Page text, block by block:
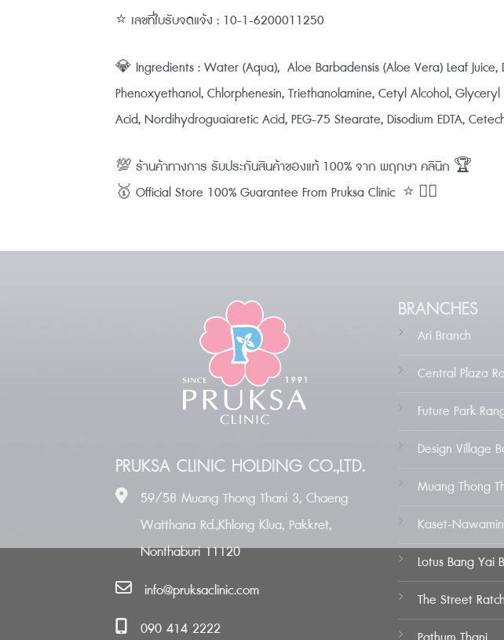
⭐ เลขที่ใบรับจดแจ้ง : 10-1-6200011250
💎 Ingredients : Water (Aqua), Aloe Barbadensis (Aloe Vera) Leaf
Phenoxyethanol, Chlorphenesin, Triethanolamine, Cetyl Alcohol,
Acid, Nordihydroguaiaretic Acid, PEG-75 Stearate, Disodium EDTA,
💯 ร้านค้าทางการ รับประกันสินค้าของแท้ 100% จาก พฤกษา คลินิก 🏆
🥇 Official Store 100% Guarantee From Pruksa Clinic ⭐️ 👨‍⚕️
PRUKSA CLINIC HOLDING CO.,LTD.
59/58 Muang Thong Thani 3, Chaeng
Watthana Rd.,Khlong Klua, Pakkret,
Nonthaburi 11120
info@pruksaclinic.com
090 414 2222
BRANCHES
Ari Branch
Central Plaza
Future Park
Design Village
Muang Thong
Kaset-
Lotus Bang Yai
The Street